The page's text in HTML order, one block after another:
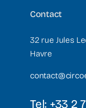
Contact
32 rue Jules
Havre
Tel: +33 2